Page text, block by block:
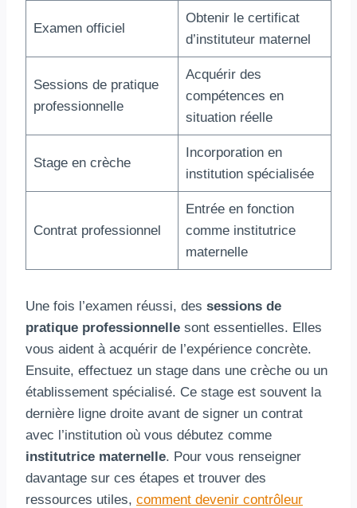
Examen officiel
Obtenir le certificat
d’instituteur maternel
Sessions de pratique
professionnelle
Acquérir des
compétences en
situation réelle
Stage en crèche
Incorporation en
institution spécialisée
Contrat professionnel
Entrée en fonction
comme institutrice
maternelle
Une fois l’examen réussi, des sessions de
pratique professionnelle sont essentielles. Elles
vous aident à acquérir de l’expérience concrète.
Ensuite, effectuez un stage dans une crèche ou un
établissement spécialisé. Ce stage est souvent la
dernière ligne droite avant de signer un contrat
avec l’institution où vous débutez comme
institutrice maternelle. Pour vous renseigner
davantage sur ces étapes et trouver des
ressources utiles, comment devenir contrôleur